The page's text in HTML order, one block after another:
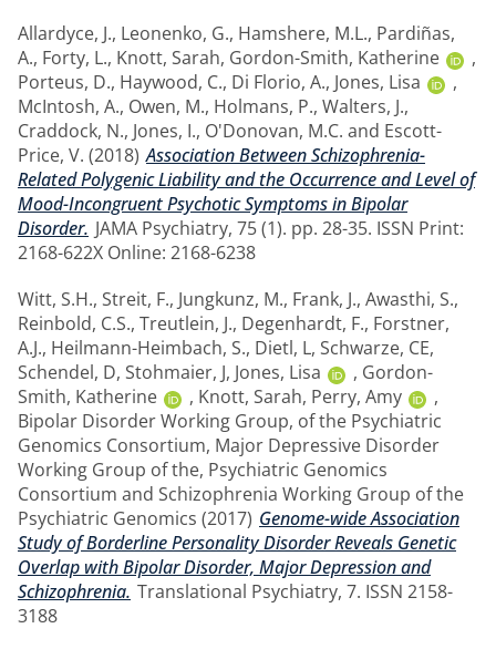
Allardyce, J., Leonenko, G., Hamshere, M.L., Pardiñas,
A., Forty, L., Knott, Sarah, Gordon-Smith, Katherine
,
Porteus, D., Haywood, C., Di Florio, A., Jones, Lisa
,
McIntosh, A., Owen, M., Holmans, P., Walters, J.,
Craddock, N., Jones, I., O'Donovan, M.C. and Escott-
Price, V. (2018) Association Between Schizophrenia-
Related Polygenic Liability and the Occurrence and Level of
Mood-Incongruent Psychotic Symptoms in Bipolar
Disorder. JAMA Psychiatry, 75 (1). pp. 28-35. ISSN Print:
2168-622X Online: 2168-6238
Witt, S.H., Streit, F., Jungkunz, M., Frank, J., Awasthi, S.,
Reinbold, C.S., Treutlein, J., Degenhardt, F., Forstner,
A.J., Heilmann-Heimbach, S., Dietl, L, Schwarze, CE,
Schendel, D, Stohmaier, J, Jones, Lisa , Gordon-
Smith, Katherine
, Knott, Sarah, Perry, Amy
,
Bipolar Disorder Working Group, of the Psychiatric
Genomics Consortium, Major Depressive Disorder
Working Group of the, Psychiatric Genomics
Consortium and Schizophrenia Working Group of the
Psychiatric Genomics (2017) Genome-wide Association
Study of Borderline Personality Disorder Reveals Genetic
Overlap with Bipolar Disorder, Major Depression and
Schizophrenia. Translational Psychiatry, 7. ISSN 2158-
3188